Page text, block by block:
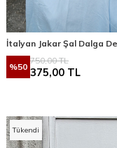
%50
750,00TL
375,00 TL
Tükendi